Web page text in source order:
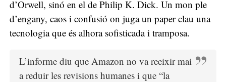
d’Orwell, sinó en el de Philip K. Dick. Un mon ple
d’engany, caos i confusió on juga un paper clau una
tecnologia que és alhora sofisticada i tramposa.
L’informe diu que Amazon no va reeixir mai
a reduir les revisions humanes i que “la